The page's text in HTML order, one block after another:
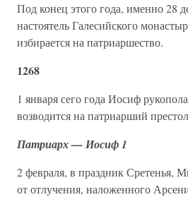
Под конец этого года, именно 28
настоятель Галесийского
избирается на патриаршество.
1268
1 января сего года Иосиф
возводится на патриарший
Патриарх — Иосиф 1
2 февраля, в праздник Сретенья,
от отлучения, наложенного